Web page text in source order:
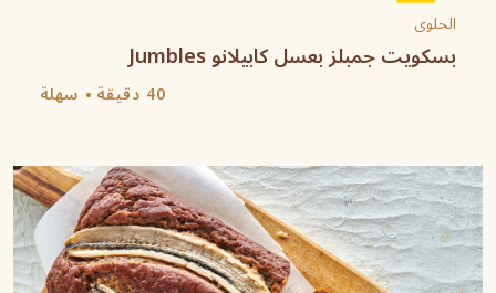
الحلوى
بسكويت جمبلز بعسل كابيلانو Jumbles
سهلة 40 دقيقة